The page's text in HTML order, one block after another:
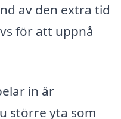
av den extra tid
för att uppnå
in är
större yta som